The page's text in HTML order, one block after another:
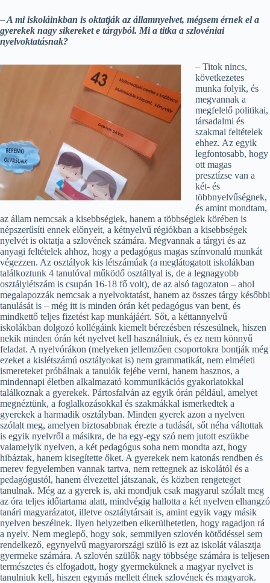
– A mi iskoláinkban is oktatják az államnyelvet, mégsem érnek el a
gyerekek nagy sikereket e tárgyból. Mi a titka a szlovéniai
nyelvoktatásnak?
– Titok nincs,
következetes
munka folyik, és
megvannak a
megfelelő politikai,
társadalmi és
szakmai feltételek
ehhez. Az egyik
legfontosabb, hogy
ott magas
presztízse van a
két- és
többnyelvűségnek,
és amint mondtam,
az állam nemcsak a kisebbségiek, hanem a többségiek körében is
népszerűsíti ennek előnyeit, a kétnyelvű régiókban a kisebbségek
nyelvét is oktatja a szlovének számára. Megvannak a tárgyi és az
anyagi feltételek ahhoz, hogy a pedagógus magas színvonalú munkát
végezzen. Az osztályok kis létszámúak (a meglátogatott iskolákban
találkoztunk 4 tanulóval működő osztállyal is, de a legnagyobb
osztálylétszám is csupán 16-18 fő volt), de az alsó tagozaton – ahol
megalapozzák nemcsak a nyelvoktatást, hanem az összes tárgy későbbi
tanulását is – még itt is minden órán két pedagógus van bent, és
mindkettő teljes fizetést kap munkájáért. Sőt, a kéttannyelvű
iskolákban dolgozó kollégáink kiemelt bérezésben részesülnek, hiszen
nekik minden órán két nyelvet kell használniuk, és ez nem könnyű
feladat. A nyelvórákon (melyeken jellemzően csoportokra bontják még
ezeket a kislétszámú osztályokat is) nem grammatikát, nem elméleti
ismereteket próbálnak a tanulók fejébe verni, hanem hasznos, a
mindennapi életben alkalmazató kommunikációs gyakorlatokkal
találkoznak a gyerekek. Pártosfalván az egyik órán például, amelyet
megnéztünk, a foglalkozásokkal és szakmákkal ismerkedtek a
gyerekek a harmadik osztályban. Minden gyerek azon a nyelven
szólalt meg, amelyen biztosabbnak érezte a tudását, sőt néha váltottak
is egyik nyelvről a másikra, de ha egy-egy szó nem jutott eszükbe
valamelyik nyelven, a két pedagógus soha nem mondta azt, hogy
hibáztak, hanem kisegítette őket. A gyerekek nem katonás rendben és
merev fegyelemben vannak tartva, nem rettegnek az iskolától és a
pedagógustól, hanem élvezettel játszanak, és közben rengeteget
tanulnak. Még az a gyerek is, aki mondjuk csak magyarul szólalt meg
az óra teljes időtartama alatt, mindvégig hallotta a két nyelven elhangzó
tanári magyarázatot, illetve osztálytársait is, amint egyik vagy másik
nyelven beszélnek. Ilyen helyzetben elkerülhetetlen, hogy ragadjon rá
a nyelv. Nem meglepő, hogy sok, semmilyen szlovén kötődéssel sem
rendelkező, egynyelvű magyarországi szülő is ezt az iskolát választja
gyermeke számára. A szlovén szülők nagy többsége számára is teljesen
természetes és elfogadott, hogy gyermeküknek a magyar nyelvet is
tanulniuk kell, hiszen egymás mellett élnek szlovének és magyarok.